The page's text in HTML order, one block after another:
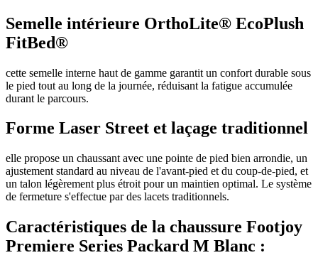
Semelle intérieure OrthoLite® EcoPlush
FitBed®
cette semelle interne haut de gamme garantit un confort durable sous
le pied tout au long de la journée, réduisant la fatigue accumulée
durant le parcours.
Forme Laser Street et laçage traditionnel
elle propose un chaussant avec une pointe de pied bien arrondie, un
ajustement standard au niveau de l'avant-pied et du coup-de-pied, et
un talon légèrement plus étroit pour un maintien optimal. Le système
de fermeture s'effectue par des lacets traditionnels.
Caractéristiques de la chaussure Footjoy
Premiere Series Packard M Blanc :